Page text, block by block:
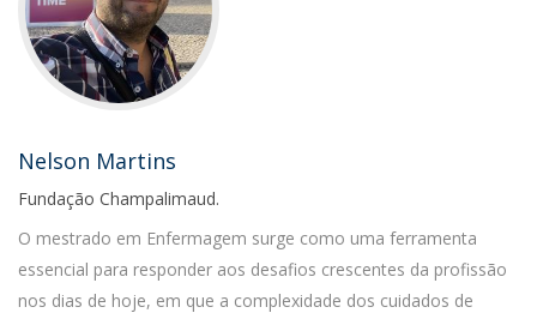
Nelson Martins
Fundação Champalimaud.
O mestrado em Enfermagem surge como uma ferramenta
essencial para responder aos desafios crescentes da profissão
nos dias de hoje, em que a complexidade dos cuidados de